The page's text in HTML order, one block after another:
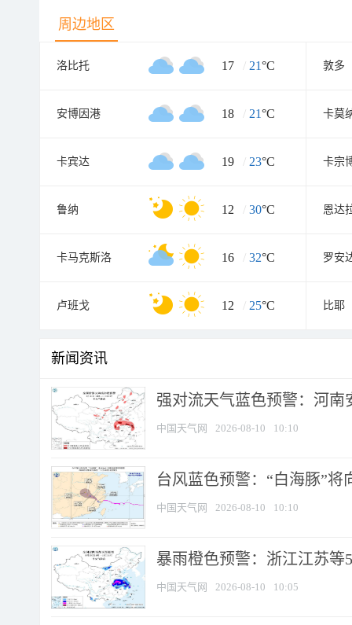
周边地区
洛比托 17 / 21°C 敦多
安博因港 18 / 21°C 卡莫
卡宾达 19 / 23°C 卡宗
鲁纳 12 / 30°C 恩达
卡马克斯洛 16 / 32°C 罗安
卢班戈 12 / 25°C 比耶
新闻资讯
强对流天气蓝色预警：河南
中国天气网 2026-08-10 10:10
台风蓝色预警：“白海豚”
中国天气网 2026-08-10 10:10
暴雨橙色预警：浙江江苏等
中国天气网 2026-08-10 10:05